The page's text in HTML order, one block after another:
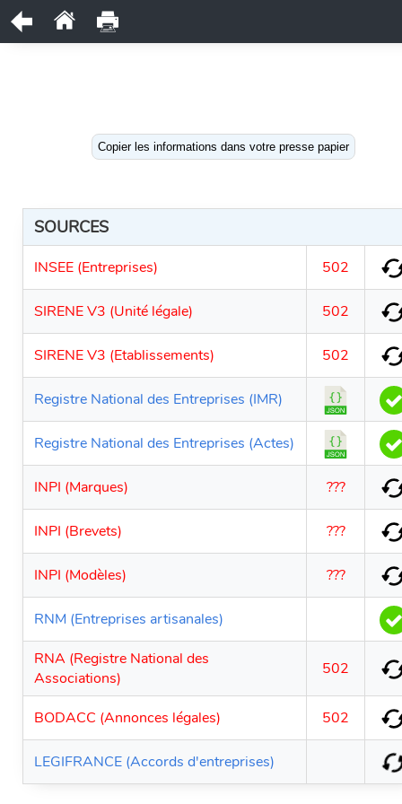
Copier les informations dans votre presse papier
SOURCES
INSEE (Entreprises) 502
SIRENE V3 (Unité légale) 502
SIRENE V3 (Etablissements) 502
Registre National des Entreprises (IMR)
Registre National des Entreprises (Actes)
INPI (Marques) ???
INPI (Brevets) ???
INPI (Modèles) ???
RNM (Entreprises artisanales)
RNA (Registre National des
Associations)
502
BODACC (Annonces légales) 502
LEGIFRANCE (Accords d'entreprises)